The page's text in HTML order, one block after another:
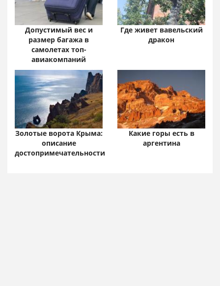
Допустимый вес и
размер багажа в
самолетах топ-
авиакомпаний
Где живет вавельский
дракон
Золотые ворота Крыма:
описание
достопримечательности
Какие горы есть в
аргентина